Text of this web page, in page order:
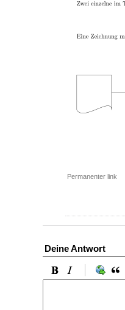
Permanenter link
Deine Antwort